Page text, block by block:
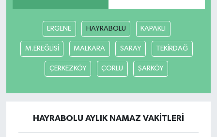
ERGENE HAYRABOLU KAPAKLI
M.EREĞLİSİ MALKARA SARAY TEKİRDAĞ
ÇERKEZKÖY ÇORLU ŞARKÖY
HAYRABOLU AYLIK NAMAZ VAKITLERI